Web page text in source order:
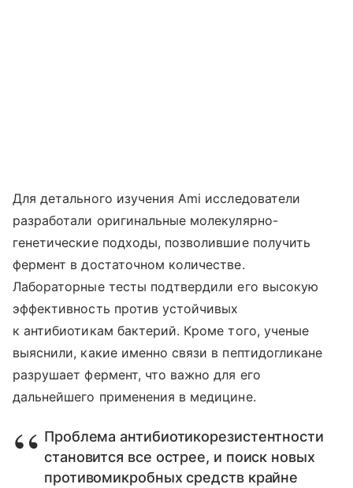
Для детального изучения Ami исследователи
разработали оригинальные молекулярно-
генетические подходы, позволившие получить
фермент в достаточном количестве.
Лабораторные тесты подтвердили его высокую
эффективность против устойчивых
к антибиотикам бактерий. Кроме того, ученые
выяснили, какие именно связи в пептидогликане
разрушает фермент, что важно для его
дальнейшего применения в медицине.
Проблема антибиотикорезистентности
становится все острее, и поиск новых
противомикробных средств крайне